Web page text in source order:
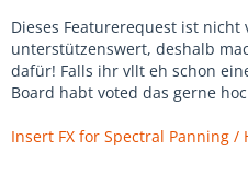
Dieses Featurerequest ist
unterstützenswert, deshalb
dafür! Falls ihr vllt eh schon
Board habt voted das gerne
Insert FX for Spectral Panning /